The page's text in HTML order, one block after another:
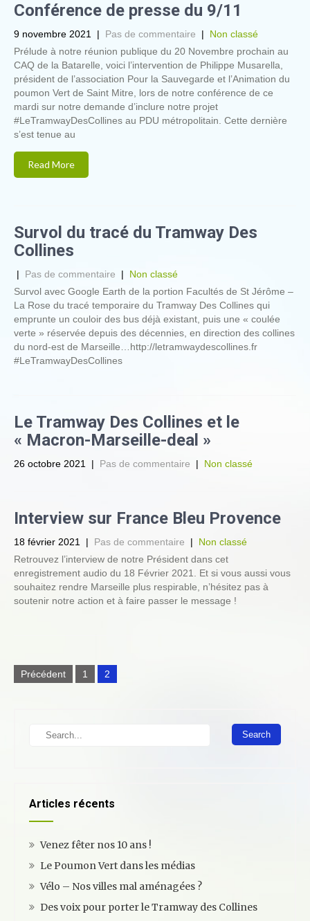
Conférence de presse du 9/11
9 novembre 2021 | Pas de commentaire | Non classé
Prélude à notre réunion publique du 20 Novembre prochain au
CAQ de la Batarelle, voici l’intervention de Philippe Musarella,
président de l’association Pour la Sauvegarde et l’Animation du
poumon Vert de Saint Mitre, lors de notre conférence de ce
mardi sur notre demande d’inclure notre projet
#LeTramwayDesCollines au PDU métropolitain. Cette dernière
s’est tenue au
Read More
Survol du tracé du Tramway Des
Collines
| Pas de commentaire | Non classé
Survol avec Google Earth de la portion Facultés de St Jérôme –
La Rose du tracé temporaire du Tramway Des Collines qui
emprunte un couloir des bus déjà existant, puis une « coulée
verte » réservée depuis des décennies, en direction des collines
du nord-est de Marseille…http://letramwaydescollines.fr
#LeTramwayDesCollines
Le Tramway Des Collines et le
« Macron-Marseille-deal »
26 octobre 2021 | Pas de commentaire | Non classé
Interview sur France Bleu Provence
18 février 2021 | Pas de commentaire | Non classé
Retrouvez l’interview de notre Président dans cet
enregistrement audio du 18 Février 2021. Et si vous aussi vous
souhaitez rendre Marseille plus respirable, n’hésitez pas à
soutenir notre action et à faire passer le message !
N
aPrécédent 1 2
h
Articles récents
Venez fêter nos 10 ans !
Le Poumon Vert dans les médias
Vélo – Nos villes mal aménagées ?
Des voix pour porter le Tramway des Collines